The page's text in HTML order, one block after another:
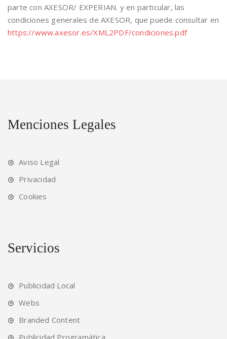
parte con AXESOR/ EXPERIAN. y en particular, las
condiciones generales de AXESOR, que puede consultar en
https://www.axesor.es/XML2PDF/condiciones.pdf
Menciones Legales
Aviso Legal
Privacidad
Cookies
Servicios
Publicidad Local
Webs
Branded Content
Publicidad Programática